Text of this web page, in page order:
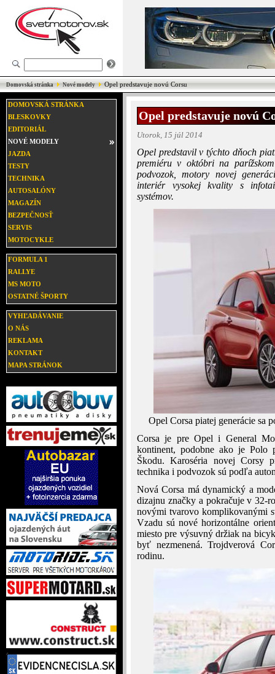
Domovská stránka Nové modely Opel predstavuje novú Corsu
DOMOVSKÁ STRÁNKA
BLESKOVKY
EDITORIÁL
NOVÉ MODELY
JAZDA
TESTY
TECHNIKA
AUTOSALÓNY
MAGAZÍN
BEZPEČNOSŤ
SERVIS
MOTOCYKLE
FORMULA 1
RALLYE
MS MOTO
OSTATNÉ ŠPORTY
VYHĽADÁVANIE
O NÁS
REKLAMA
KONTAKT
MAPA STRÁNOK
Opel predstavuje novú
Utorok, 15 júl 2014
Opel predstavil v týchto dňoch
premiéru v októbri na
podvozok, motory novej
interiér vysokej kvality s
systémov.
Opel Corsa piatej generácie sa
Corsa je pre Opel i General
kontinent, podobne ako je Polo
Škodu. Karoséria novej Corsy
technika i podvozok sú podľa
Nová Corsa má dynamický a
dizajnu značky a pokračuje v 32-
novými tvarovo komplikovanými
Vzadu sú nové horizontálne
miesto pre výsuvný držiak na
byť nezmenená. Trojdverová
rodinu.